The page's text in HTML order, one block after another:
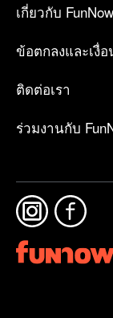
เกี่ยวกับ FunNow
ข้อตกลงและเงื่
ติดต่อเรา
ร่วมงานกับ